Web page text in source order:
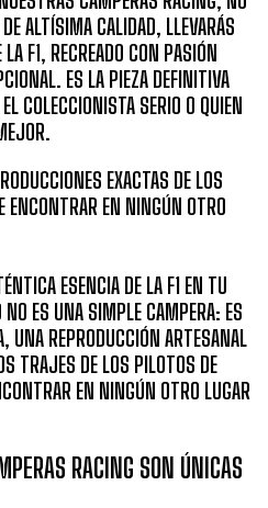
ALTÍSIMA CALIDAD, LLEVARÁS
F1, RECREADO CON PASIÓN
ES LA PIEZA DEFINITIVA
COLECCIONISTA SERIO O QUIEN
EXACTAS DE LOS
EN NINGÚN OTRO
ESENCIA DE LA F1 EN TU
ES UNA SIMPLE CAMPERA: ES
UNA REPRODUCCIÓN ARTESANAL
TRAJES DE LOS PILOTOS DE
EN NINGÚN OTRO LUGAR
RACING SON ÚNICAS